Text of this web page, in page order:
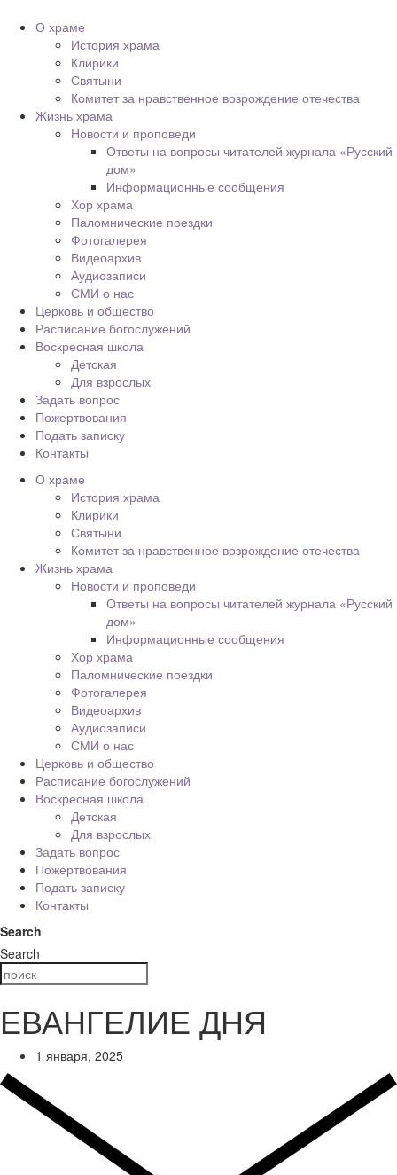
О храме
История храма
Клирики
Святыни
Комитет за нравственное возрождение отечества
Жизнь храма
Новости и проповеди
Ответы на вопросы читателей журнала «Русский
дом»
Информационные сообщения
Хор храма
Паломнические поездки
Фотогалерея
Видеоархив
Аудиозаписи
СМИ о нас
Церковь и общество
Расписание богослужений
Воскресная школа
Детская
Для взрослых
Задать вопрос
Пожертвования
Подать записку
Контакты
О храме
История храма
Клирики
Святыни
Комитет за нравственное возрождение отечества
Жизнь храма
Новости и проповеди
Ответы на вопросы читателей журнала «Русский
дом»
Информационные сообщения
Хор храма
Паломнические поездки
Фотогалерея
Видеоархив
Аудиозаписи
СМИ о нас
Церковь и общество
Расписание богослужений
Воскресная школа
Детская
Для взрослых
Задать вопрос
Пожертвования
Подать записку
Контакты
Search
Search
ЕВАНГЕЛИЕ ДНЯ
1 января, 2025